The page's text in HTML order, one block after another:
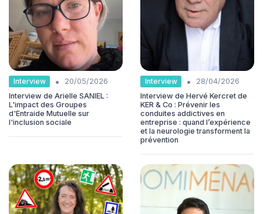
Interview •
20/05/2026
Interview de Arielle SANIEL :
L'impact des Groupes
d'Entraide Mutuelle sur
l'inclusion sociale
Interview •
28/04/2026
Interview de Hervé Kercret de
KER & Co : Prévenir les
conduites addictives en
entreprise : quand l’expérience
et la neurologie transforment la
prévention